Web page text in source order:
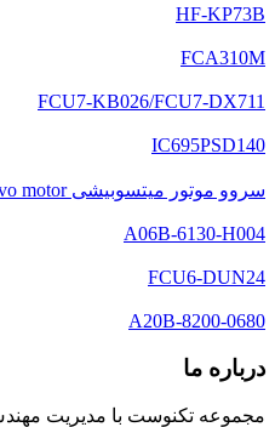
HF-KP73B
FCA310M
FCU7-KB026/FCU7-DX711
IC695PSD140
سروو موتور میتسوبیشی HG-E153BS-D48 Mitsubishi servo motor
A06B-6130-H004
FCU6-DUN24
A20B-8200-0680
درباره ما